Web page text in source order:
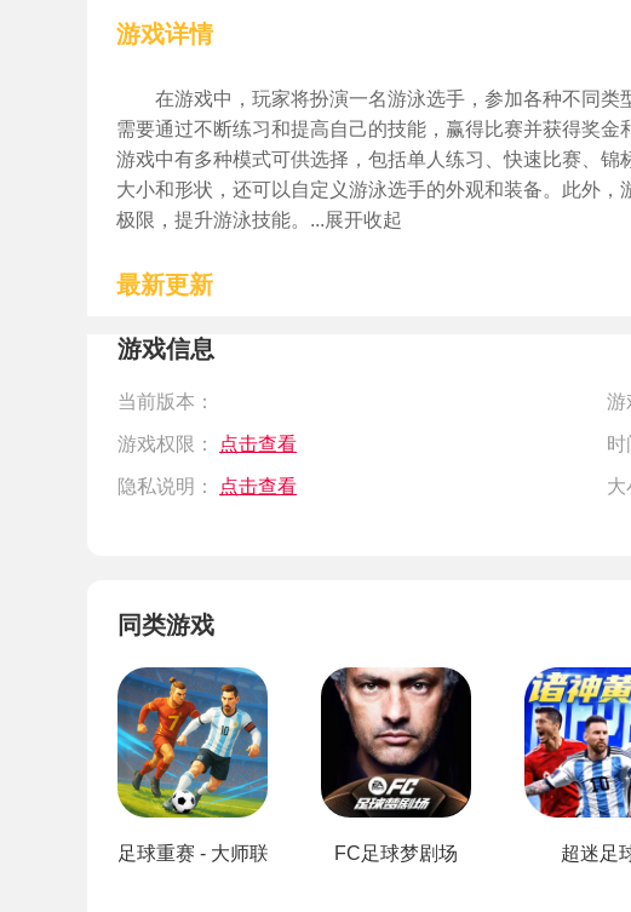
游戏详情
在游戏中，玩家将扮演一名游泳选手，参加各种不同
需要通过不断练习和提高自己的技能，赢得比赛并获得奖金
游戏中有多种模式可供选择，包括单人练习、快速比赛、
大小和形状，还可以自定义游泳选手的外观和装备。此外
极限，提升游泳技能。...展开收起
最新更新
游戏信息
当前版本： 游
游戏权限： 点击查看 时
隐私说明： 点击查看 大
同类游戏
足球重赛 - 大师联赛 FC足球梦剧场 超迷足